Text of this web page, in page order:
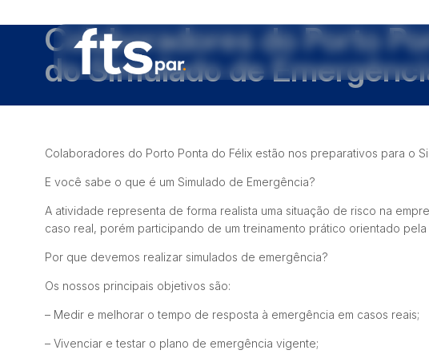
Colaboradores do Porto
do Simulado de
Colaboradores do Porto Ponta do Félix estão nos preparativos para o
E você sabe o que é um Simulado de Emergência?
A atividade representa de forma realista uma situação de risco na
caso real, porém participando de um treinamento prático orientado
Por que devemos realizar simulados de emergência?
Os nossos principais objetivos são:
– Medir e melhorar o tempo de resposta à emergência em casos reais;
– Vivenciar e testar o plano de emergência vigente;